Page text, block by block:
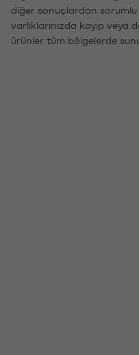
diğer sonuçlardan sorumlu
varlıklarınızda kayıp veya
ürünler tüm bölgelerde